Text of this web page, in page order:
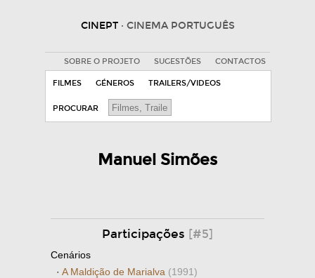
CINEPT · CINEMA PORTUGUÊS
SOBRE O PROJETO SUGESTÕES CONTACTOS
FILMES GÉNEROS TRAILERS/VIDEOS
PROCURAR
Manuel Simões
Participações [#5]
Cenários
· A Maldição de Marialva (1991)